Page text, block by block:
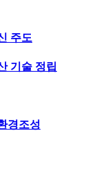
주도
기술 정립
경조성